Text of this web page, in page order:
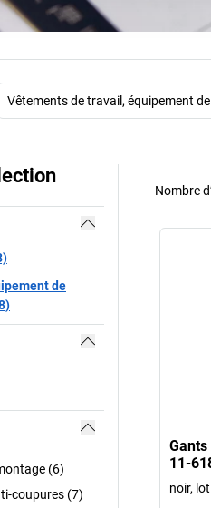
Vêtements de travail, équipement
de
(6)
coupures (7)
Nombre
11-
noir,